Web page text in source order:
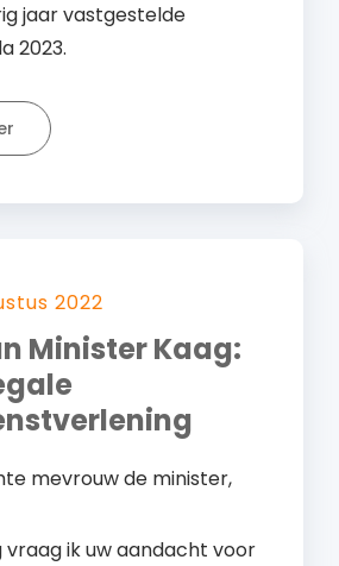
jaar vastgestelde
2023.
2022
Minister Kaag:
mevrouw de minister,
vraag ik uw aandacht voor